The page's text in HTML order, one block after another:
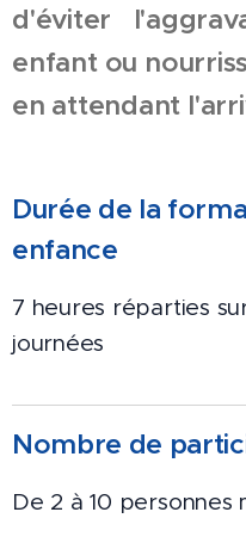
d'éviter
enfant ou
en attendant
Durée de la
enfance
7 heures réparties
journées
Nombre de
De 2 à 10 personnes